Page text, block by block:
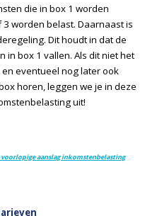
die in box 1 worden
worden belast. Daarnaast is
Dit houdt in dat de
in box 1 vallen. Als dit niet het
eventueel nog later ook
horen, leggen we je in deze
uit!
aanslag inkomstenbelasting